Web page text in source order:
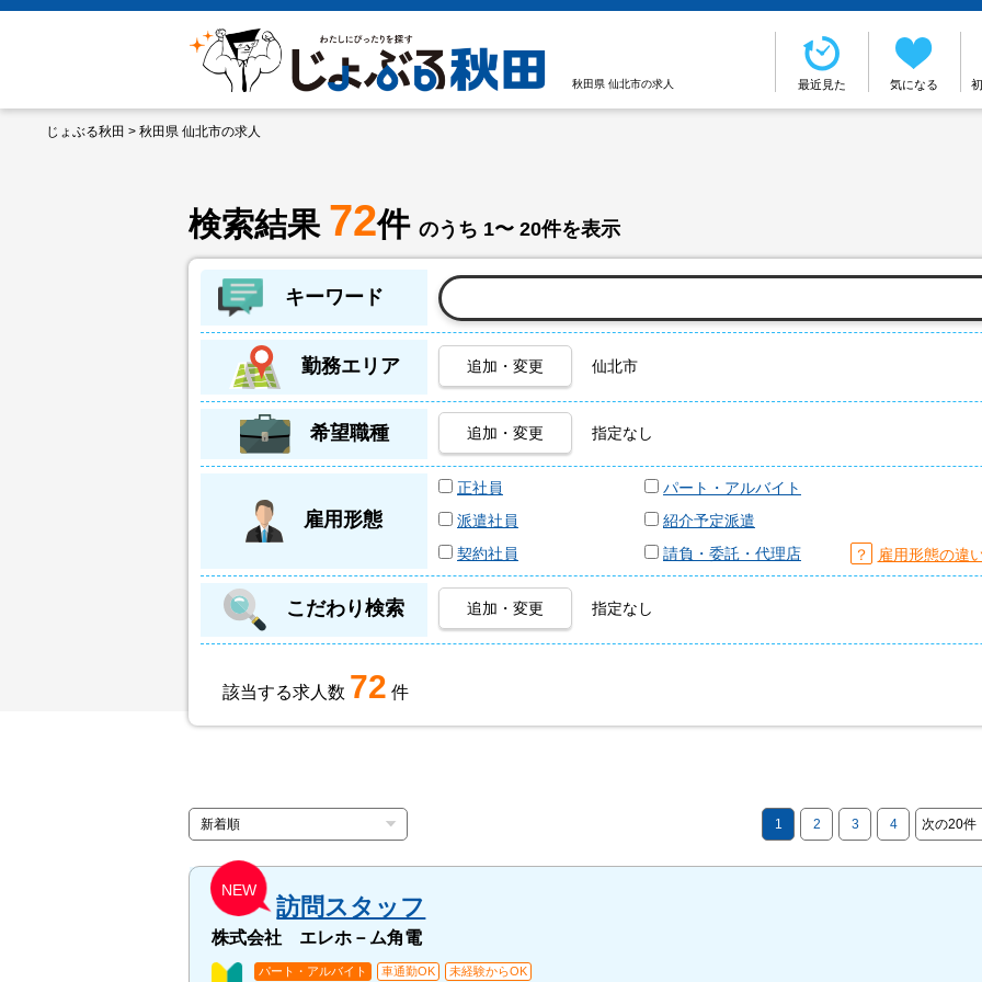
秋田県 仙北市の求人 最近見た 気になる
じょぶる秋田 > 秋田県 仙北市の求人
検索結果 72件 のうち 1〜 20件を表示
キーワード
勤務エリア 追加・変更 仙北市
希望職種 追加・変更 指定なし
雇用形態
正社員
パート・アルバイト
派遣社員
紹介予定派遣
契約社員
請負・委託・代理店 ？ 雇用形態の違
こだわり検索 追加・変更 指定なし
該当する求人数 72 件
1 2 3 4 次の20件
NEW
訪問スタッフ
株式会社 エレホ－ム角電
パート・アルバイト 車通勤OK 未経験からOK